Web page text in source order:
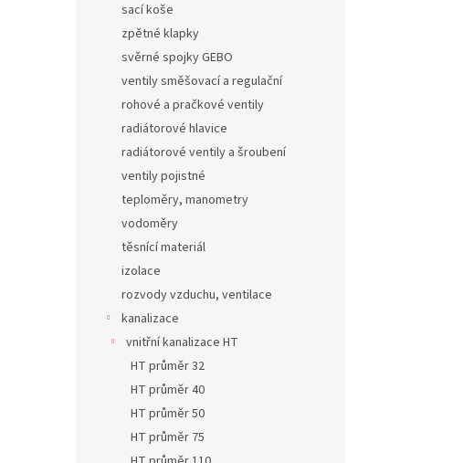
sací koše
zpětné klapky
svěrné spojky GEBO
ventily směšovací a regulační
rohové a pračkové ventily
radiátorové hlavice
radiátorové ventily a šroubení
ventily pojistné
teploměry, manometry
vodoměry
těsnící materiál
izolace
rozvody vzduchu, ventilace
kanalizace
vnitřní kanalizace HT
HT průměr 32
HT průměr 40
HT průměr 50
HT průměr 75